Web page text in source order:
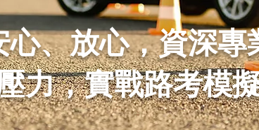
心、放心，資深專
力，實戰路考模